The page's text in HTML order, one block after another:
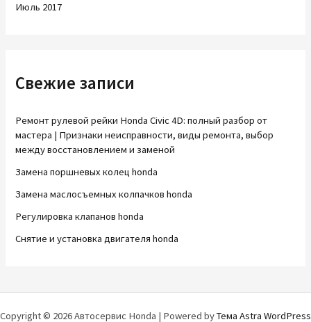
Июль 2017
Свежие записи
Ремонт рулевой рейки Honda Civic 4D: полный разбор от
мастера | Признаки неисправности, виды ремонта, выбор
между восстановлением и заменой
Замена поршневых колец honda
Замена маслосъемных колпачков honda
Регулировка клапанов honda
Снятие и установка двигателя honda
Copyright © 2026 Автосервис Honda | Powered byТема Astra WordPress